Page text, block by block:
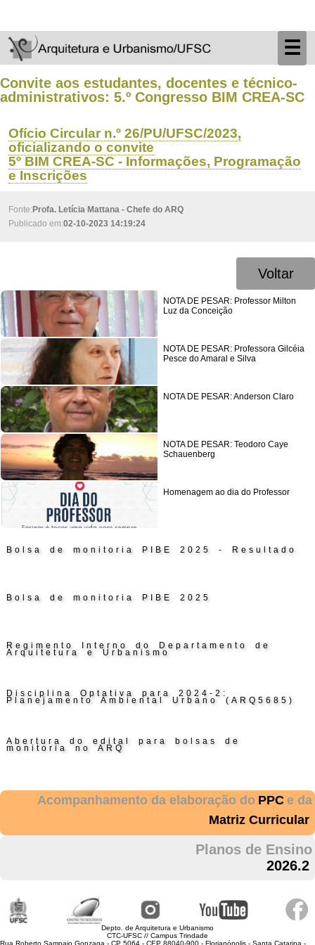
☰
Convite aos estudantes, docentes e técnico-
administrativos: 5.º Congresso BIM CREA-SC
Ofício Circular n.º 26/PU/UFSC/2023,
oficializando o convite
5º BIM CREA-SC - Informações, Programação
e Inscrições
Fonte: Profa. Letícia Mattana - Chefe do ARQ
Publicado em:02-10-2023 14:19:24
Voltar
NOTA DE PESAR: Professor Milton
Luz da Conceição
NOTA DE PESAR: Professora Gilcéia
Pesce do Amaral e Silva
NOTA DE PESAR: Anderson Claro
NOTA DE PESAR: Teodoro Caye
Schauenberg
Homenagem ao dia do Professor
Bolsa de monitoria PIBE 2025 - Resultado
Bolsa de monitoria PIBE 2025
Regimento Interno do Departamento de
Arquitetura e Urbanismo
Disciplina Optativa para 2024-2:
Planejamento Ambiental Urbano (ARQ5685)
Abertura do edital para bolsas de
monitoria no ARQ
Acompanhamento da elaboração do PPC e da
Matriz Curricular
Planos de Ensino
2026.2
Depto. de Arquitetura e Urbanismo
CTC-UFSC // Campus Trindade
Rua Roberto Sampaio Gonzaga - CP 5064 - CEP 88040-900 - Florianópolis - Santa Catarina -